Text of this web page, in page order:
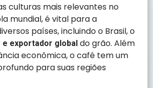
culturas mais relevantes no
mundial, é vital para a
países, incluindo o Brasil, o
exportador global do grão. Além
econômica, o café tem um
para suas regiões